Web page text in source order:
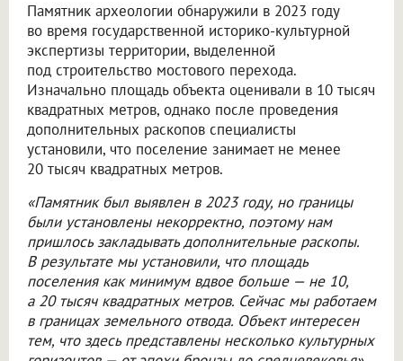
Памятник археологии обнаружили в 2023 году
во время государственной историко-культурной
экспертизы территории, выделенной
под строительство мостового перехода.
Изначально площадь объекта оценивали в 10 тысяч
квадратных метров, однако после проведения
дополнительных раскопов специалисты
установили, что поселение занимает не менее
20 тысяч квадратных метров.
«Памятник был выявлен в 2023 году, но границы
были установлены некорректно, поэтому нам
пришлось закладывать дополнительные раскопы.
В результате мы установили, что площадь
поселения как минимум вдвое больше — не 10,
а 20 тысяч квадратных метров. Сейчас мы работаем
в границах земельного отвода. Объект интересен
тем, что здесь представлены несколько культурных